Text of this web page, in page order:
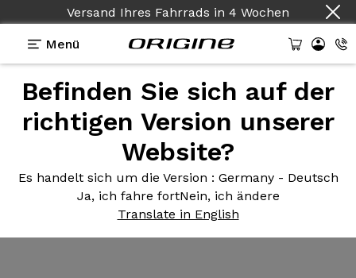
Versand Ihres Fahrrads in 4 Wochen
Menü
Befinden Sie sich auf der
richtigen Version unserer
Website?
Es handelt sich um die Version : Germany - Deutsch
Ja, ich fahre fortNein, ich ändere
Translate in English
Präsentation Technologien
FS-TheoremGTR 120mm